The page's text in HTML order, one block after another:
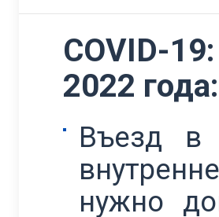
COVID-
2022 года:
Въезд в
нужно